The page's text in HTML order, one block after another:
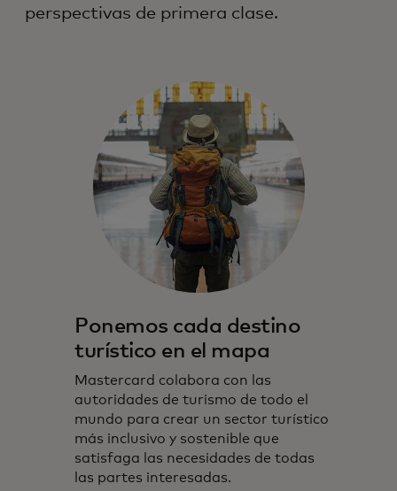
perspectivas de primera clase.
Ponemos cada destino
turístico en el mapa
Mastercard colabora con las
autoridades de turismo de todo el
mundo para crear un sector turístico
más inclusivo y sostenible que
satisfaga las necesidades de todas
las partes interesadas.